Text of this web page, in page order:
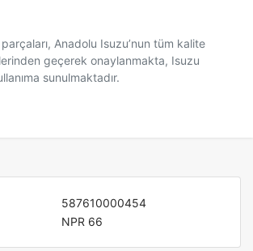
Anadolu Isuzu’nun tüm kalite
geçerek onaylanmakta, Isuzu
sunulmaktadır.
587610000454
NPR 66